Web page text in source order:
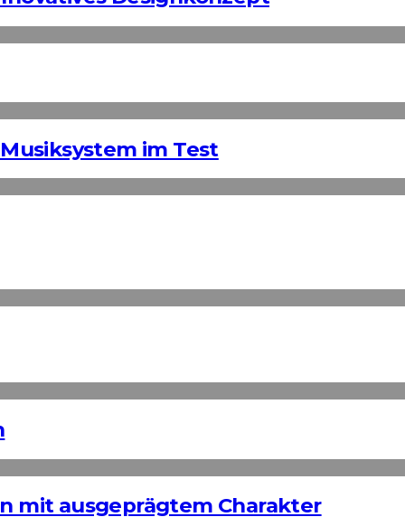
im Test
mit ausgeprägtem Charakter